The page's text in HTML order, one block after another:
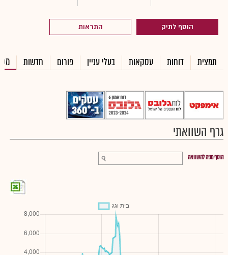
הוסף לתיק התראות
תמצית דוחות עסקאות בעלי עניין פורום חדשות
גרף השוואתי
הוסף מניה להשוואה